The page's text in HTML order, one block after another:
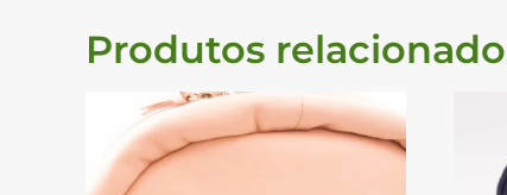
Produtos